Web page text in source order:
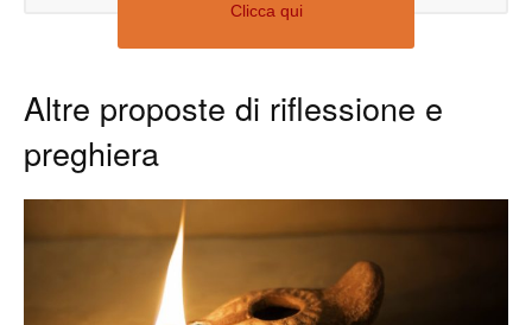
Clicca qui
Altre proposte di riflessione e
preghiera